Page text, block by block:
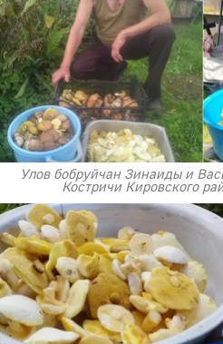
Улов бобруйчан Зинаиды и
Костричи Кировского